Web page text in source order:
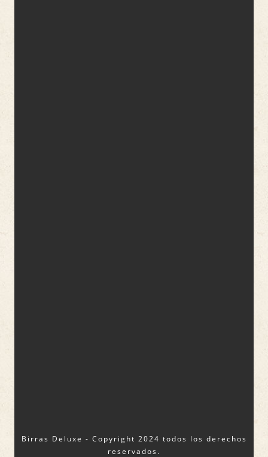
Birras Deluxe - Copyright 2024 todos los derechos
reservados.